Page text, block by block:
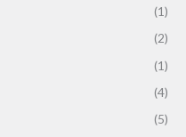
(1)
(2)
(1)
(4)
(5)